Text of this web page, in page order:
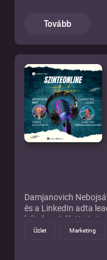
Tovább
Damjanovich
és a LinkedIn adta
hátrányairól. Ha te is
elérni hallgasd meg
Üzlet Marketing